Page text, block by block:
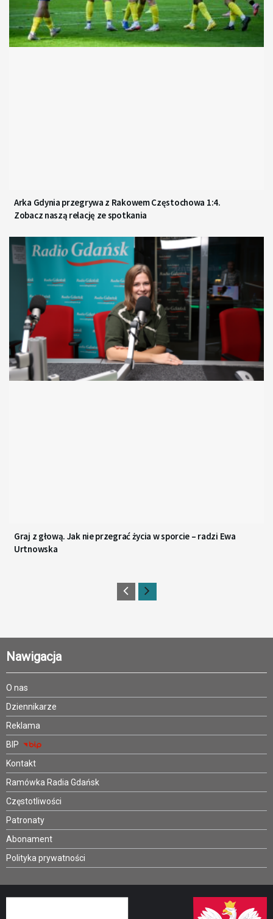
Arka Gdynia przegrywa z Rakowem Częstochowa 1:4.
Zobacz naszą relację ze spotkania
Graj z głową. Jak nie przegrać życia w sporcie – radzi Ewa
Urtnowska
Nawigacja
O nas
Dziennikarze
Reklama
BIP
Kontakt
Ramówka Radia Gdańsk
Częstotliwości
Patronaty
Abonament
Polityka prywatności